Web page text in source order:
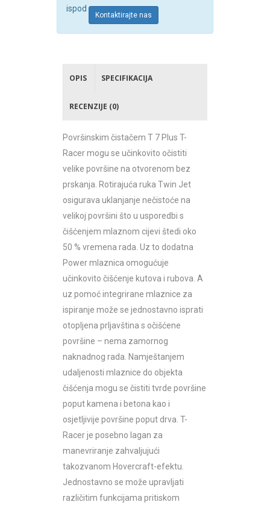
ispod
Kontaktirajte nas
OPIS SPECIFIKACIJA
RECENZIJE (0)
Površinskim čistačem T 7 Plus T-
Racermogu se učinkovito očistiti
velike površine na otvorenom bez
prskanja. Rotirajuća ruka Twin Jet
osigurava uklanjanje nečistoće na
velikoj površini što u usporedbi s
čišćenjem mlaznom cijevi štedi oko
50 % vremena rada. Uz to dodatna
Power mlaznica omogućuje
učinkovito čišćenje kutova i rubova. A
uz pomoć integrirane mlaznice za
ispiranje može se jednostavno isprati
otopljena prljavština s očišćene
površine – nema zamornog
naknadnog rada. Namještanjem
udaljenosti mlaznice do objekta
čišćenja mogu se čistiti tvrde površine
poput kamena i betona kao i
osjetljivije površine poput drva. T-
Racerje posebno lagan za
manevriranje zahvaljujući
takozvanom Hovercraft-efektu.
Jednostavno se može upravljati
različitim funkcijama pritiskom